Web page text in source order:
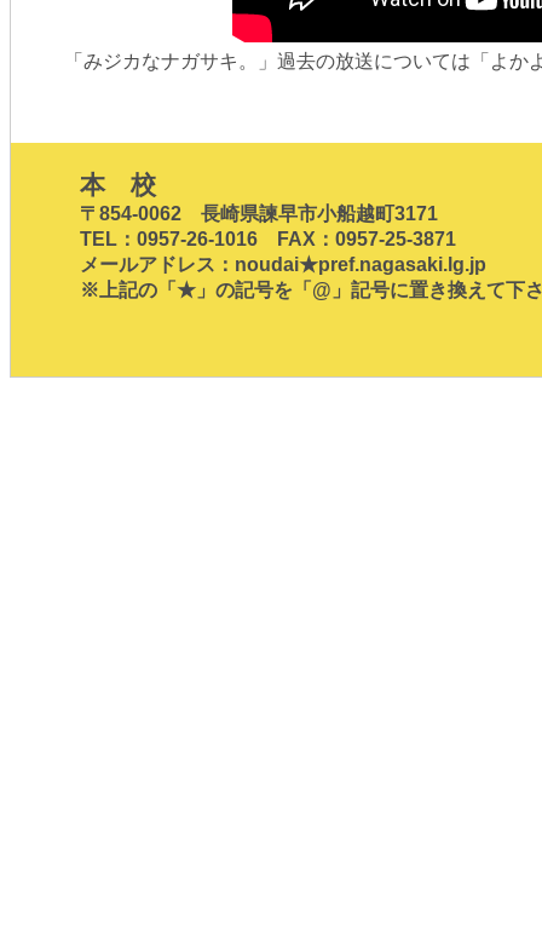
「みジカなナガサキ。」過去の放送については「よ
本 校
〒854-0062 長崎県諫早市小船越町3171
TEL：0957-26-1016 FAX：0957-25-3871
メールアドレス：noudai★pref.nagasaki.lg.jp
※上記の「★」の記号を「@」記号に置き換えて下